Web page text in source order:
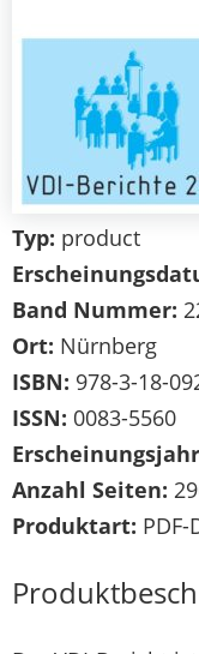
Typ: product
Band Nummer:
Ort: Nürnberg
ISBN: 978-3-18-
ISSN: 0083-5560
Anzahl Seiten:
Produktart: PDF-